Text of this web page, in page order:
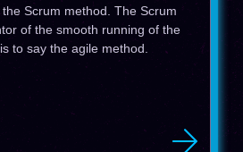
Scrum method. The Scrum
of the smooth running of the
to say the agile method.